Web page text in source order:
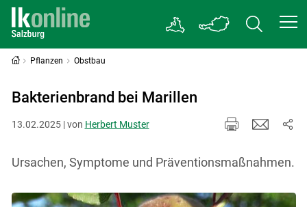
Pflanzen Obstbau
Bakterienbrand bei Marillen
13.02.2025 | von Herbert Muster
Ursachen, Symptome und Präventionsmaßnahmen.